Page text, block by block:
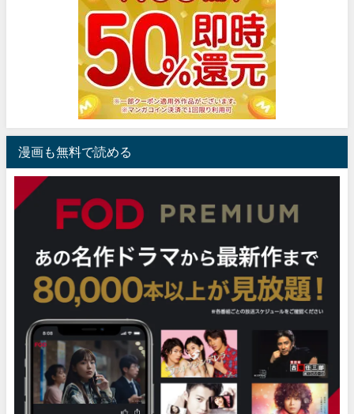
漫画も無料で読める